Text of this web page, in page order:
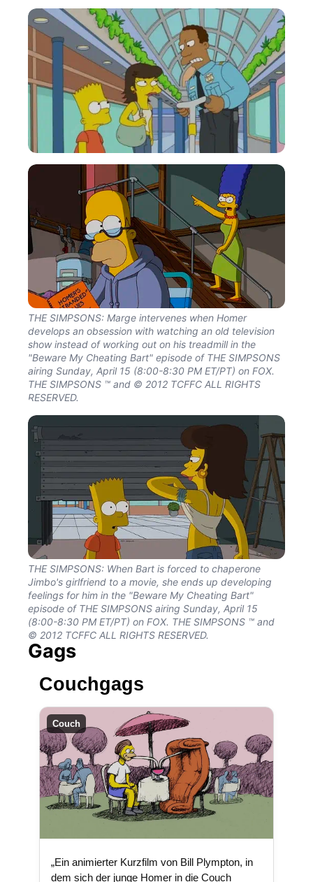
THE SIMPSONS: Marge intervenes when Homer
develops an obsession with watching an old television
show instead of working out on his treadmill in the
"Beware My Cheating Bart" episode of THE SIMPSONS
airing Sunday, April 15 (8:00-8:30 PM ET/PT) on FOX.
THE SIMPSONS ™ and © 2012 TCFFC ALL RIGHTS
RESERVED.
THE SIMPSONS: When Bart is forced to chaperone
Jimbo's girlfriend to a movie, she ends up developing
feelings for him in the "Beware My Cheating Bart"
episode of THE SIMPSONS airing Sunday, April 15
(8:00-8:30 PM ET/PT) on FOX. THE SIMPSONS ™ and
© 2012 TCFFC ALL RIGHTS RESERVED.
Gags
Couchgags
Couch
„Ein animierter Kurzfilm von Bill Plympton, in
dem sich der junge Homer in die Couch